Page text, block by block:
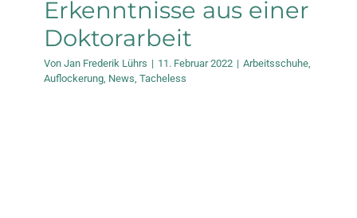
ShopErkenntnisse aus einer
Doktorarbeit
Von Jan Frederik Lührs | 11. Februar 2022 | Arbeitsschuhe
Auflockerung News Tacheless